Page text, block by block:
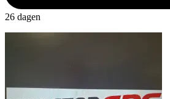
26 dagen